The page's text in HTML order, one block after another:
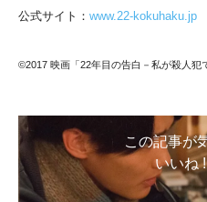
公式サイト： www.22-kokuhaku.jp
©2017 映画「22年目の告白－私が殺人犯
この記事が
いいね